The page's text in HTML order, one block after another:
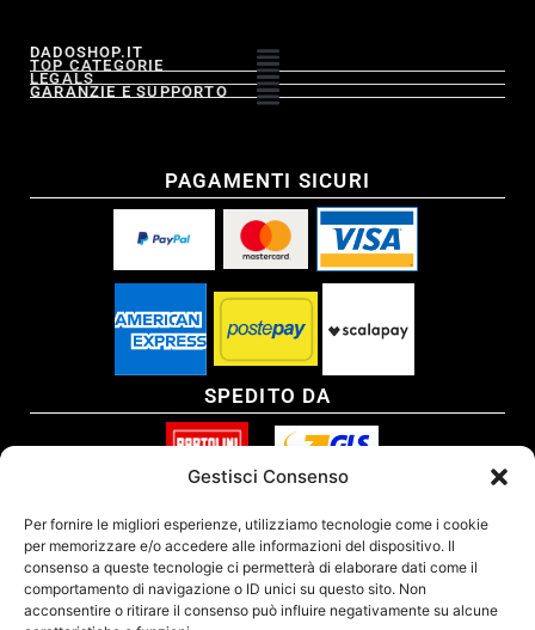
Gestisci Consenso
Per fornire le migliori esperienze, utilizziamo tecnologie come i cookie
per memorizzare e/o accedere alle informazioni del dispositivo. Il
consenso a queste tecnologie ci permetterà di elaborare dati come il
comportamento di navigazione o ID unici su questo sito. Non
acconsentire o ritirare il consenso può influire negativamente su alcune
DADOSHOP.IT
TOP CATEGORIE
LEGALS
GARANZIE E SUPPORTO
PAGAMENTI SICURI
SPEDITO DA